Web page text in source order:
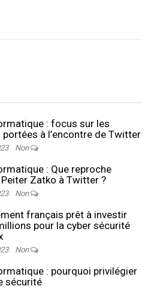
: focus sur les
à l’encontre de Twitter
Non
: Que reproche
Zatko à Twitter ?
Non
français prêt à investir
pour la cyber sécurité
Non
: pourquoi privilégier
sécurité